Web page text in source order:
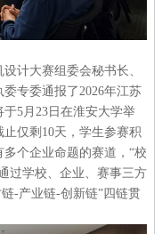
计大赛组委会秘书长、
专委通报了2026年江苏
5月23日在淮安大学举
仅剩10天，学生参赛积
个企业命题的赛道，“校
过学校、企业、赛事三方
-产业链-创新链”四链贯